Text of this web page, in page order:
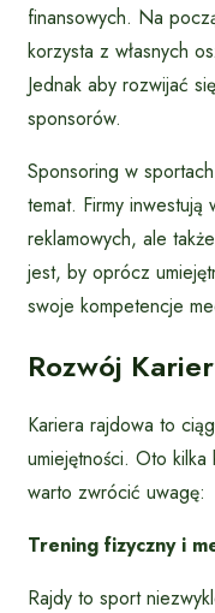
finansowych. Na
korzysta z własnych
Jednak aby rozwijać
sponsorów.
Sponsoring w
temat. Firmy
reklamowych, ale
jest, by oprócz
swoje kompetencje
Rozwój
Kariera rajdowa to
umiejętności. Oto
warto zwrócić uwagę:
Trening fizyczny i
Rajdy to sport